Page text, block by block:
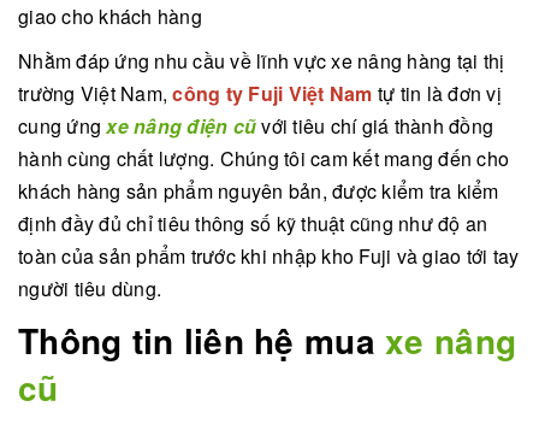
giao cho khách hàng
Nhằm đáp ứng nhu cầu về lĩnh vực xe nâng hàng tại thị
trường Việt Nam, công ty Fuji Việt Nam tự tin là đơn vị
cung ứng xe nâng điện cũvới tiêu chí giá thành đồng
hành cùng chất lượng. Chúng tôi cam kết mang đến cho
khách hàng sản phẩm nguyên bản, được kiểm tra kiểm
định đầy đủ chỉ tiêu thông số kỹ thuật cũng như độ an
toàn của sản phẩm trước khi nhập kho Fuji và giao tới tay
người tiêu dùng.
Thông tin liên hệ muaxe nâng
cũ